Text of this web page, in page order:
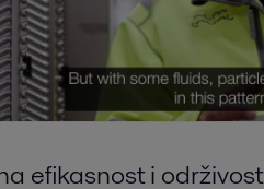
efikasnost i održivost